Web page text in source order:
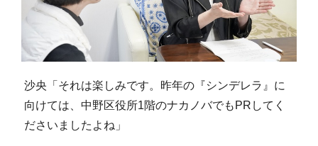
沙央「それは楽しみです。昨年の『シンデレラ』に
向けては、中野区役所1階のナカノバでもPRしてく
ださいましたよね」